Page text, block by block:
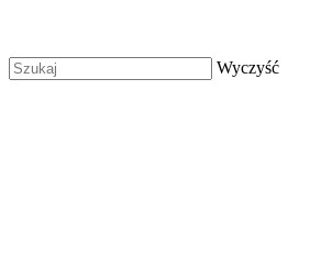
Wyczyść